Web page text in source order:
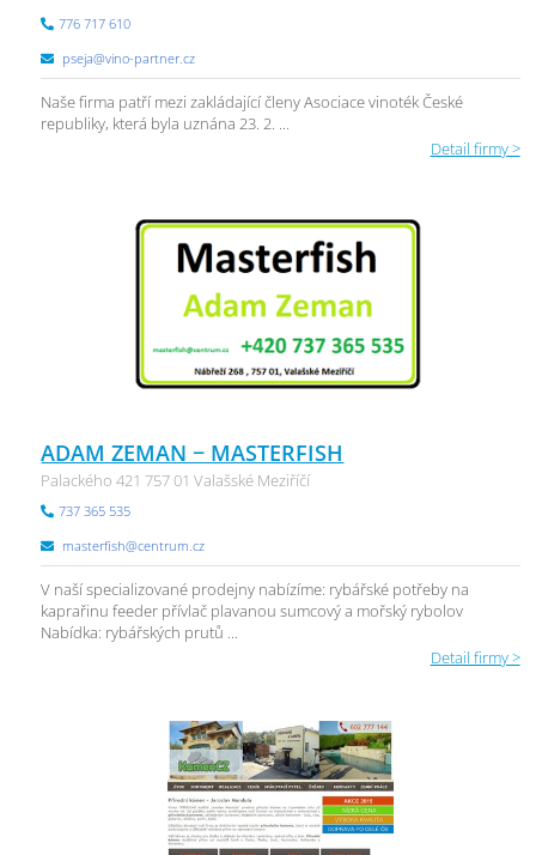
776 717 610
pseja@vino-partner.cz
Naše firma patří mezi zakládající členy Asociace vinoték České
republiky, která byla uznána 23. 2. ...
Detail firmy >
ADAM ZEMAN − MASTERFISH
Palackého 421 757 01 Valašské Meziříčí
737 365 535
masterfish@centrum.cz
V naší specializované prodejny nabízíme: rybářské potřeby na
kaprařinu feeder přívlač plavanou sumcový a mořský rybolov
Nabídka: rybářských prutů ...
Detail firmy >